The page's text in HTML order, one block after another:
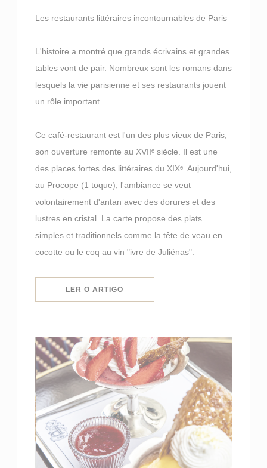
Les restaurants littéraires incontournables de Paris
L'histoire a montré que grands écrivains et grandes
tables vont de pair. Nombreux sont les romans dans
lesquels la vie parisienne et ses restaurants jouent
un rôle important.
Ce café-restaurant est l'un des plus vieux de Paris,
son ouverture remonte au XVIIᵉ siècle. Il est une
des places fortes des littéraires du XIXᵉ. Aujourd'hui,
au Procope (1 toque), l'ambiance se veut
volontairement d'antan avec des dorures et des
lustres en cristal. La carte propose des plats
simples et traditionnels comme la tête de veau en
cocotte ou le coq au vin "ivre de Juliénas".
LER O ARTIGO